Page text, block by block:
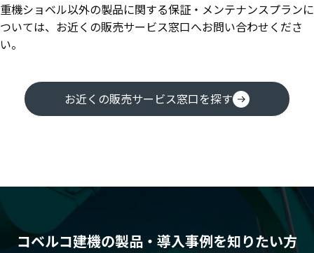
重機ショベル以外の製品に関する保証・メンテナンスプランに
ついては、お近くの販売サービス窓口へお問い合わせくださ
い。
お近くの販売サービス窓口を探す
コベルコ建機の製品・導入事例を知りたい方